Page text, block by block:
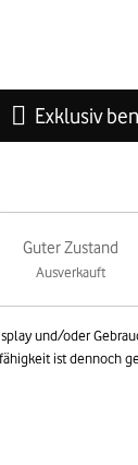
Exklusiv
Guter Zustand
Ausverkauft
und/oder
ist dennoch